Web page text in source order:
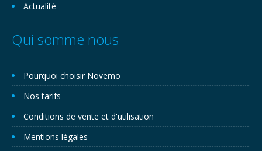
Actualité
Qui somme nous
Pourquoi choisir Novemo
Nos tarifs
Conditions de vente et d'utilisation
Mentions légales